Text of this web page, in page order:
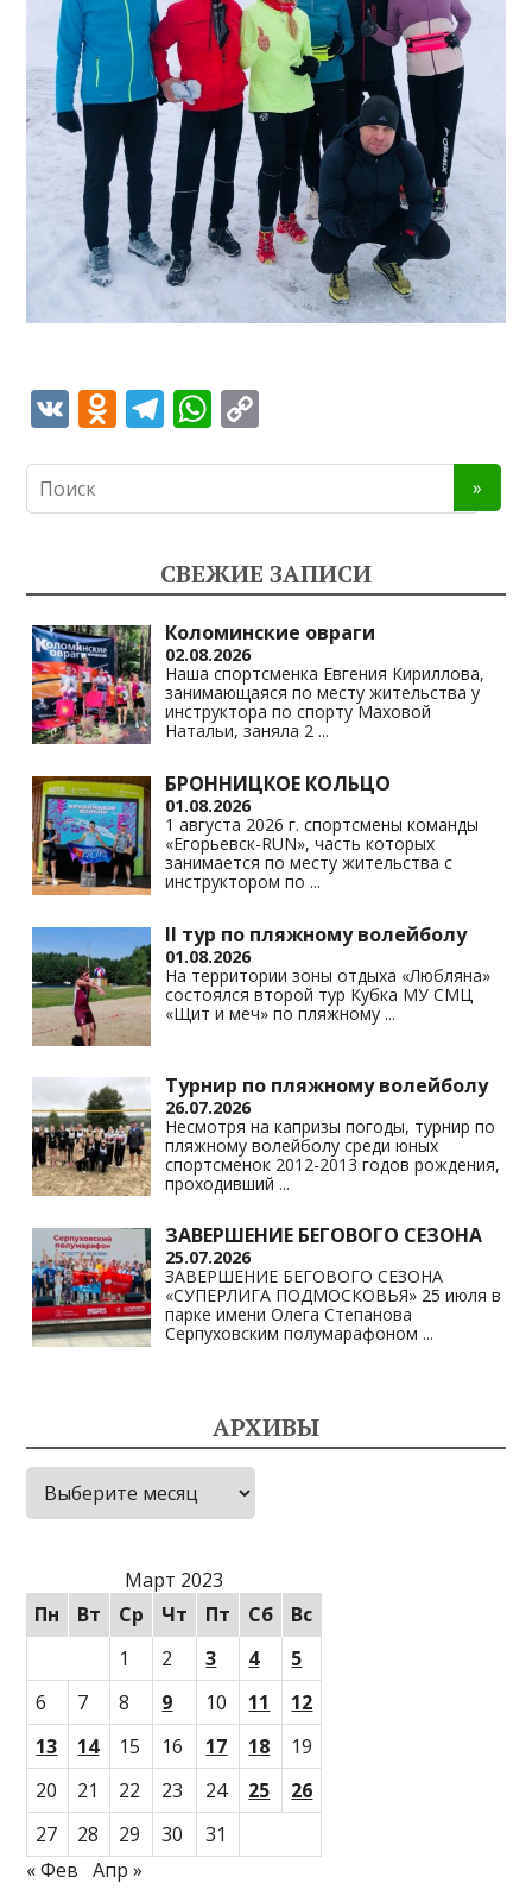
V O
o
as
s
ni
ki
T
gr
a
m
W
s
A
p
p
y
Li
n
k
СВЕЖИЕ ЗАПИСИ
Коломинские овраги
02.08.2026
Наша спортсменка Евгения Кириллова,
занимающаяся по месту жительства у
инструктора по спорту Маховой
Натальи, заняла 2 ...
БРОННИЦКОЕ КОЛЬЦО
01.08.2026
1 августа 2026 г. спортсмены команды
«Егорьевск-RUN», часть которых
занимается по месту жительства с
инструктором по ...
II тур по пляжному волейболу
01.08.2026
На территории зоны отдыха «Любляна»
состоялся второй тур Кубка МУ СМЦ
«Щит и меч» по пляжному ...
Турнир по пляжному волейболу
26.07.2026
Несмотря на капризы погоды, турнир по
пляжному волейболу среди юных
спортсменок 2012-2013 годов рождения,
проходивший ...
ЗАВЕРШЕНИЕ БЕГОВОГО СЕЗОНА
25.07.2026
ЗАВЕРШЕНИЕ БЕГОВОГО СЕЗОНА
«СУПЕРЛИГА ПОДМОСКОВЬЯ» 25 июля в
парке имени Олега Степанова
Серпуховским полумарафоном ...
АРХИВЫ
Архивы
Март 2023
Пн
Вт Ср Чт Пт Сб
Вс
1
2 3 4
5
6
7 8 9 10 11
12
13
14 15 16 17 18
19
20
21 22 23 24 25
26
27
28 29 30
31
« Фев
Апр »